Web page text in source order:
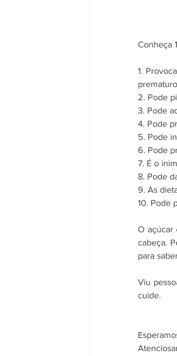
Conheça
1.
2. Pode
3. Pode
4. Pode
5. Pode
6. Pode
7. É o
8. Pode
9. As
10. Pode
O açúcar
cabeça.
para
Viu
cuide.